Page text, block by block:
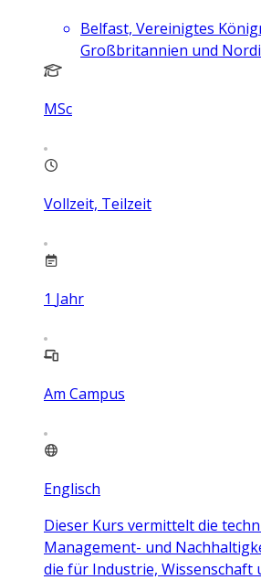
Belfast, Vereinigtes
Großbritannien und
MSc
Vollzeit, Teilzeit
1 Jahr
Am Campus
Englisch
Dieser Kurs vermittelt die
Management- und
die für Industrie, Wissenschaft